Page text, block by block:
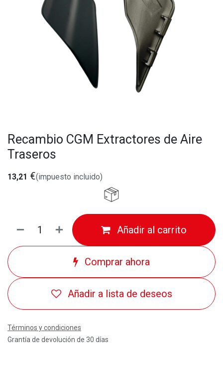
Recambio CGM Extractores de Aire
Traseros
13,21 €(impuesto incluido)
Añadir al carrito
Comprar ahora
Añadir a lista de deseos
Términos y condiciones
Grantía de devolución de 30 días